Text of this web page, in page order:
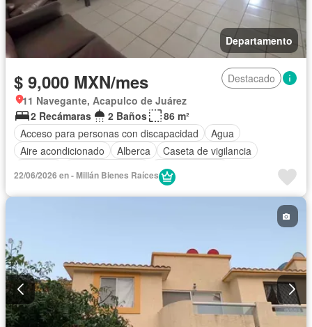
Departamento
$ 9,000 MXN/mes
Destacado
11 Navegante, Acapulco de Juárez
2 Recámaras
2 Baños
86 m²
Acceso para personas con discapacidad
Agua
Aire acondicionado
Alberca
Caseta de vigilancia
Cocina integral
Electricidad
Zonas verdes
Completamente amueblado
22/06/2026 en - Millán Bienes Raíces